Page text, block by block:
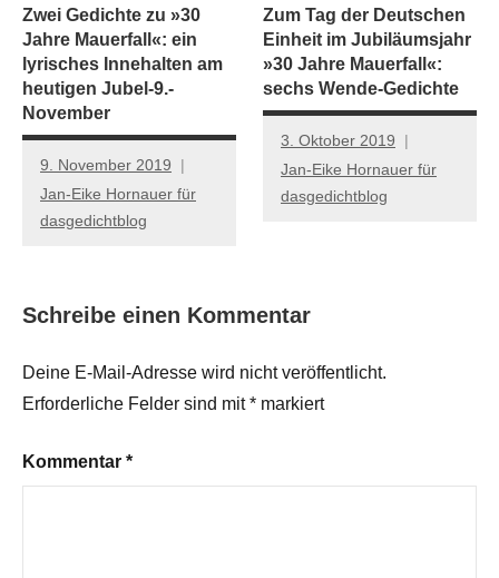
Zwei Gedichte zu »30
Jahre Mauerfall«: ein
lyrisches Innehalten am
heutigen Jubel-9.-
November
9. November 2019
Jan-Eike Hornauer für
dasgedichtblog
Zum Tag der Deutschen
Einheit im Jubiläumsjahr
»30 Jahre Mauerfall«:
sechs Wende-Gedichte
3. Oktober 2019
Jan-Eike Hornauer für
dasgedichtblog
Schreibe einen Kommentar
Deine E-Mail-Adresse wird nicht veröffentlicht.
Erforderliche Felder sind mit* markiert
Kommentar *